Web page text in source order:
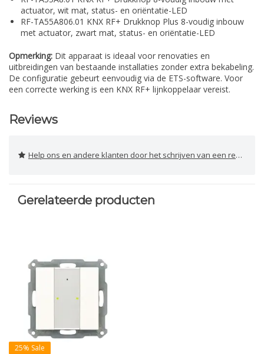
actuator, wit mat, status- en oriëntatie-LED
RF-TA55A806.01 KNX RF+ Drukknop Plus 8-voudig inbouw
met actuator, zwart mat, status- en oriëntatie-LED
Opmerking: Dit apparaat is ideaal voor renovaties en
uitbreidingen van bestaande installaties zonder extra bekabeling.
De configuratie gebeurt eenvoudig via de ETS-software. Voor
een correcte werking is een KNX RF+ lijnkoppelaar vereist.
Reviews
Help ons en andere klanten door het schrijven van een review
Gerelateerde producten
25% Sale